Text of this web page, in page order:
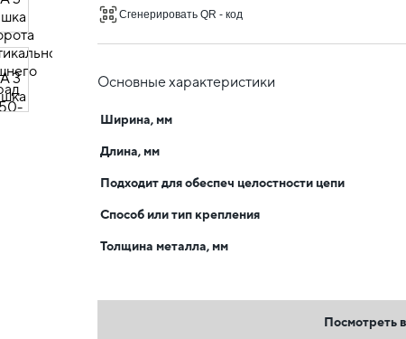
Сгенерировать QR - код
Основные характеристики
Ширина, мм
Длина, мм
Подходит для обеспеч целостности цепи
Способ или тип крепления
Толщина металла, мм
Посмотреть